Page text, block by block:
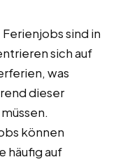
Ferienjobs sind in
sich auf
was
dieser
können
häufig auf